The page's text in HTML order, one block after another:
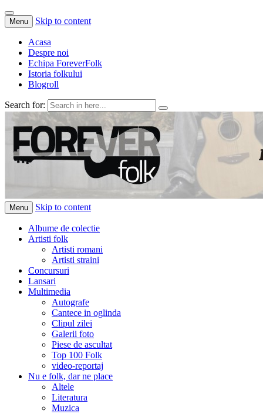
Menu Skip to content
Acasa
Despre noi
Echipa ForeverFolk
Istoria folkului
Blogroll
Search for:
ForeverFolk
Muzica sufletului tau
Menu Skip to content
Albume de colectie
Artisti folk
Artisti romani
Artisti straini
Concursuri
Lansari
Multimedia
Autografe
Cantece in oglinda
Clipul zilei
Galerii foto
Piese de ascultat
Top 100 Folk
video-reportaj
Nu e folk, dar ne place
Altele
Literatura
Muzica